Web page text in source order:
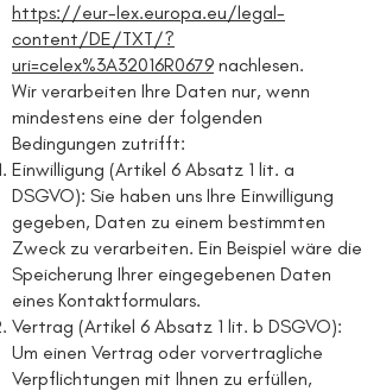
https://eur-lex.europa.eu/legal-
content/DE/TXT/?
uri=celex%3A32016R0679 nachlesen.
Wir verarbeiten Ihre Daten nur, wenn
mindestens eine der folgenden
Bedingungen zutrifft:
Einwilligung (Artikel 6 Absatz 1 lit. a
DSGVO): Sie haben uns Ihre Einwilligung
gegeben, Daten zu einem bestimmten
Zweck zu verarbeiten. Ein Beispiel wäre die
Speicherung Ihrer eingegebenen Daten
eines Kontaktformulars.
Vertrag (Artikel 6 Absatz 1 lit. b DSGVO):
Um einen Vertrag oder vorvertragliche
Verpflichtungen mit Ihnen zu erfüllen,